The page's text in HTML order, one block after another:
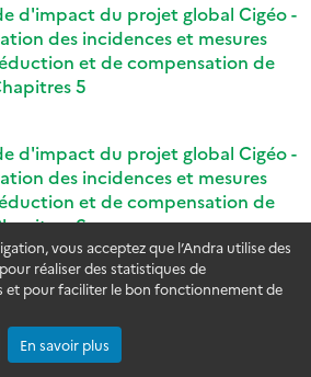
vous acceptez que l’Andra utilise des
réaliser des statistiques de
et pour faciliter le bon fonctionnement de
En savoir plus
d'impact du projet global Cigéo -
des incidences et mesures
et de compensation de
5
d'impact du projet global Cigéo -
des incidences et mesures
et de compensation de
6
d'impact du projet global Cigéo -
des incidences et mesures
et de compensation de
7 à 13